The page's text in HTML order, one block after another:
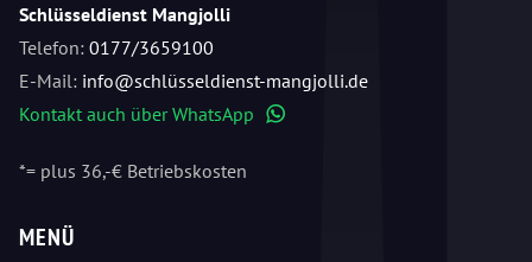
Schlüsseldienst Mangjolli
Telefon: 0177/3659100
E-Mail: info@schlüsseldienst-mangjolli.de
Kontakt auch über WhatsApp
*= plus 36,-€ Betriebskosten
MENÜ